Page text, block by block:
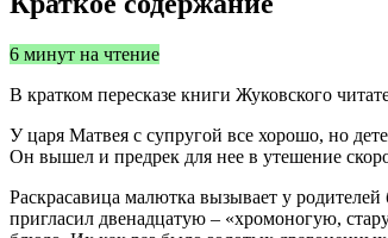
6 минут на чтение
В кратком пересказе книги Жуковского
У царя Матвея с супругой все хорошо, но
Он вышел и предрек для нее в утешение
Раскрасавица малютка вызывает у
пригласил двенадцатую – «хромоногую,